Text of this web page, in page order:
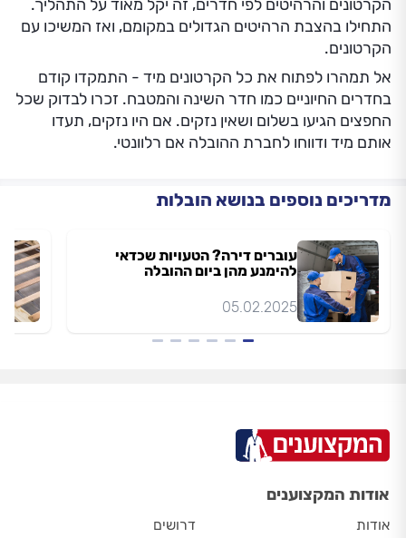
הקרטונים והרהיטים לפי חדרים, זה יקל מאוד על התהליך.
התחילו בהצבת הרהיטים הגדולים במקומם, ואז המשיכו עם
הקרטונים.
אל תמהרו לפתוח את כל הקרטונים מיד - התמקדו קודם
בחדרים החיוניים כמו חדר השינה והמטבח. זכרו לבדוק שכל
החפצים הגיעו בשלום ושאין נזקים. אם היו נזקים, תעדו
אותם מיד ודווחו לחברת ההובלה אם רלוונטי.
מדריכים נוספים בנושא הובלות
עוברים דירה? הטעויות שכדאי
להימנע מהן ביום ההובלה
05.02.2025
אודות המקצוענים
אודות
דרושים